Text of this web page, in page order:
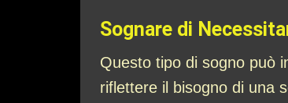
Sognare di
Questo tipo di sogno può
riflettere il bisogno di una